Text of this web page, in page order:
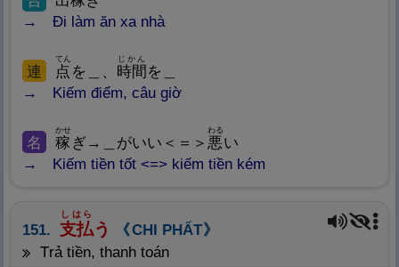
được
Đi làm ăn xa nhà
連 点
てん
を＿、 時間
じかん
を＿
Kiếm điểm, câu giờ
名 稼
かせ
ぎ→＿がいい＜＝＞ 悪
わる
い
Kiếm tiền tốt <=> kiếm tiền kém
151. 支払
しはら
う
CHI PHẤT
trả tiền, thanh toán